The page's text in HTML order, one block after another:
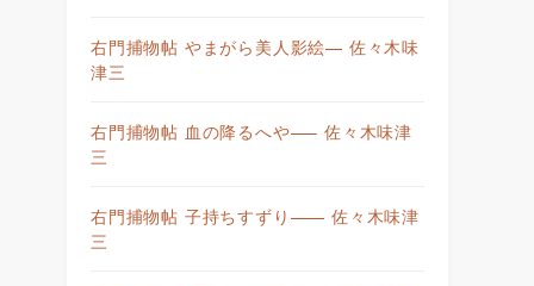
右門捕物帖 やまがら美人影絵— 佐々木味
津三
右門捕物帖 血の降るへや—– 佐々木味津
三
右門捕物帖 子持ちすずり—— 佐々木味津
三